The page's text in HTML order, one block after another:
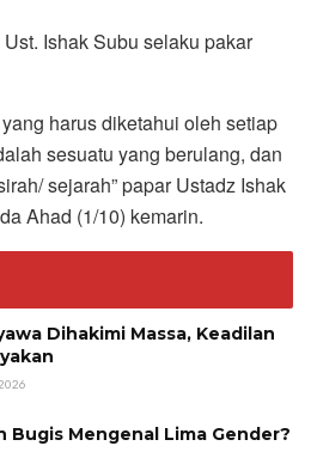
Ishak Subu selaku pakar
harus diketahui oleh setiap
sesuatu yang berulang, dan
sejarah” papar Ustadz Ishak
Ahad (1/10) kemarin.
Dihakimi Massa, Keadilan
Bugis Mengenal Lima Gender?